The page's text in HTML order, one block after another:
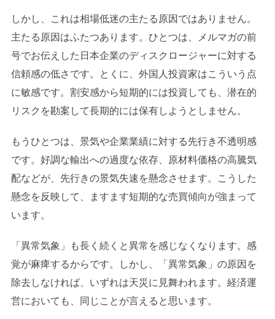
しかし、これは相場低迷の主たる原因ではありません。
主たる原因はふたつあります。ひとつは、メルマガの前
号でお伝えした日本企業のディスクロージャーに対する
信頼感の低さです。とくに、外国人投資家はこういう点
に敏感です。割安感から短期的には投資しても、潜在的
リスクを勘案して長期的には保有しようとしません。
もうひとつは、景気や企業業績に対する先行き不透明感
です。好調な輸出への過度な依存、原材料価格の高騰気
配などが、先行きの景気失速を懸念させます。こうした
懸念を反映して、ますます短期的な売買傾向が強まって
います。
「異常気象」も長く続くと異常を感じなくなります。感
覚が麻痺するからです。しかし、「異常気象」の原因を
除去しなければ、いずれは天災に見舞われます。経済運
営においても、同じことが言えると思います。